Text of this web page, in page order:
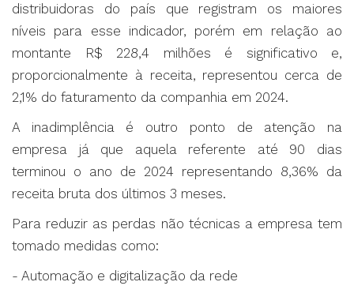
distribuidoras do país que registram os maiores
níveis para esse indicador, porém em relação ao
montante R$ 228,4 milhões é significativo e,
proporcionalmente à receita, representou cerca de
2,1% do faturamento da companhia em 2024.
A inadimplência é outro ponto de atenção na
empresa já que aquela referente até 90 dias
terminou o ano de 2024 representando 8,36% da
receita bruta dos últimos 3 meses.
Para reduzir as perdas não técnicas a empresa tem
tomado medidas como:
- Automação e digitalização da rede